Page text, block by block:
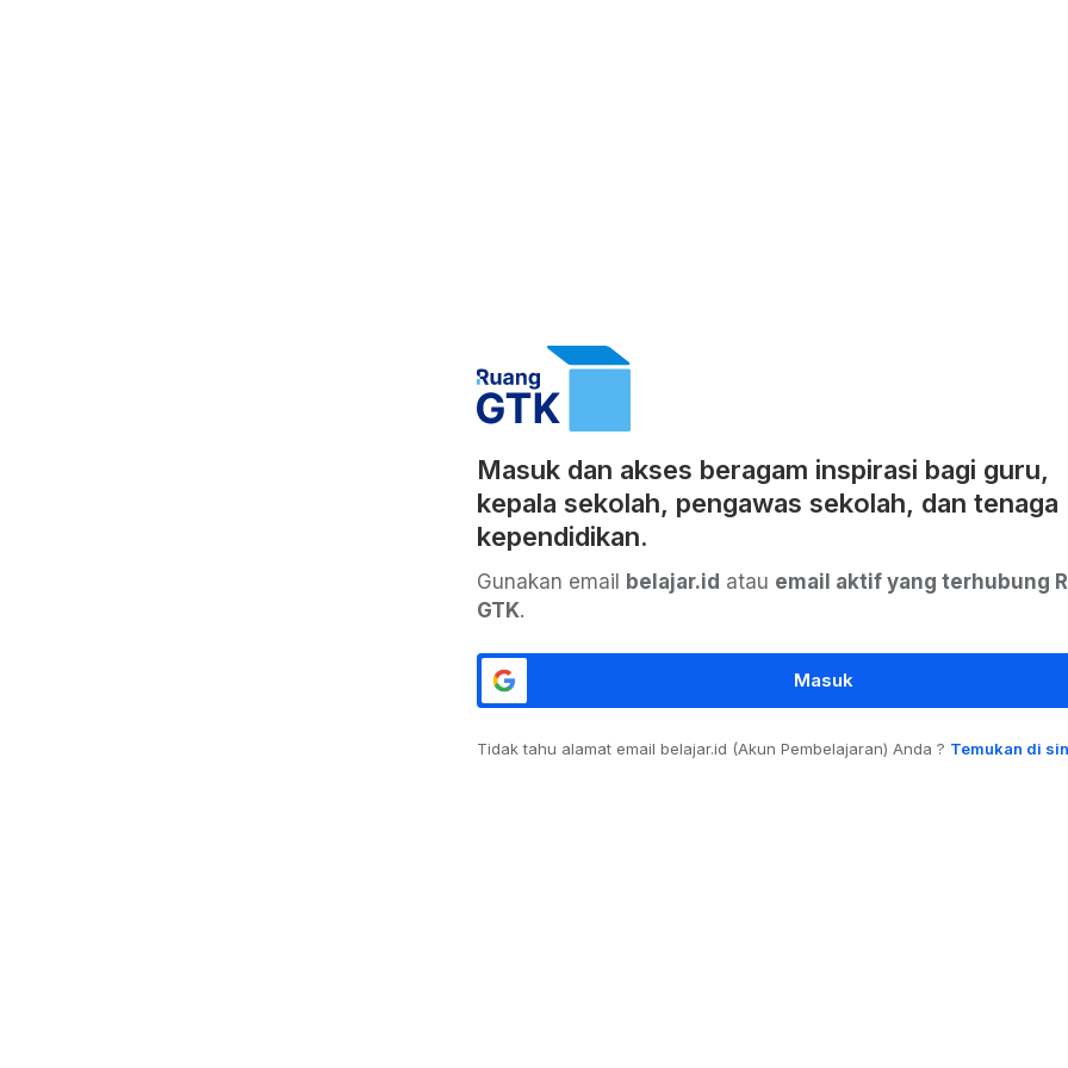
Masuk dan akses beragam inspirasi bagi guru,
kepala sekolah, pengawas sekolah, dan tenaga
kependidikan.
Gunakan email belajar.id atau email aktif yang terhubung
GTK.
Masuk
Tidak tahu alamat email belajar.id (Akun Pembelajaran) Anda ? Temukan di